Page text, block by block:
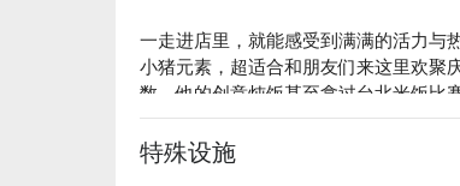
一走进店里，就能感受到满满的活力与
小猪元素，超适合和朋友们来这里欢聚
数，他的创意炖饭甚至拿过台北米饭比
为什么当地人都超爱这里？这可不是你
将台湾在地食材与西式烹饪技巧完美结
特殊设施